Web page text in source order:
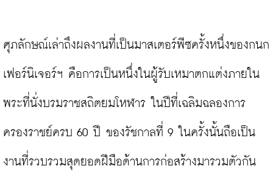
ศุภลักษณ์เล่าถึงผลงานที่เป็นมาสเตอร์พีซครั้งหนึ่งของกนก
เฟอร์นิเจอร์ฯ คือการเป็นหนึ่งในผู้รับเหมาตกแต่งภายใน
พระที่นั่งบรมราชสถิตยมโหฬาร ในปีที่เฉลิมฉลองการ
ครองราชย์ครบ 60 ปี ของรัชกาลที่ 9 ในครั้งนั้นถือเป็น
งานที่รวบรวมสุดยอดฝีมือด้านการก่อสร้างมารวมตัวกัน